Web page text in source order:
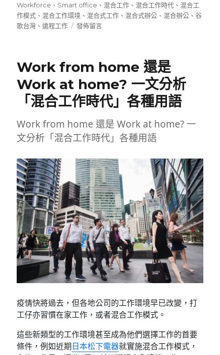
佈
日
期:
類
籤
Workforce 、 Smart office 、混合工作 、混合工作時代 、混合工
作模式 、混合工作環境 、混合式工作 、混合式辦公 、混合辦公 、谷
歌台灣 、遠程工作
在
灣
出
混
合
公
政
發佈留言
Work from home 還是
Work at home? 一文分析
「混合工作時代」各種用語
Work from home 還是 Work at home? 一
文分析「混合工作時代」各種用語
疫情快將過去，但各地公司的工作環境早已改變，打
工仔亦習慣在家工作，或者混合工作模式。
這些新類型的工作環境甚至成為他們選擇工作的首要
條件，例如近期日本松下電器就實施混合工作模式，